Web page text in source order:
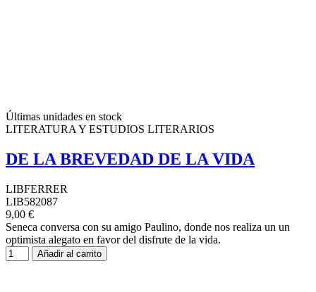
Últimas unidades en stock
LITERATURA Y ESTUDIOS LITERARIOS
DE LA BREVEDAD DE LA VIDA
LIBFERRER
LIB582087
9,00 €
Seneca conversa con su amigo Paulino, donde nos realiza un un
optimista alegato en favor del disfrute de la vida.
Añadir al carrito